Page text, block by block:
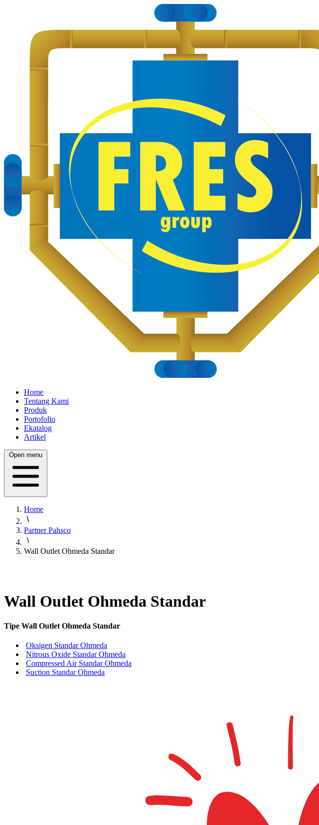
Home
Tentang Kami
Produk
Portofolio
Ekatalog
Artikel
Open menu
Home
Partner Pahsco
Wall Outlet Ohmeda Standar
Wall Outlet Ohmeda Standar
Tipe Wall Outlet Ohmeda Standar
Oksigen Standar Ohmeda
Nitrous Oxide Standar Ohmeda
Compressed Air Standar Ohmeda
Suction Standar Ohmeda